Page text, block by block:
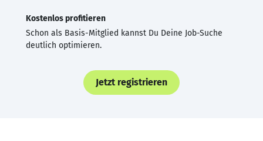
Kostenlos profitieren
Schon als Basis-Mitglied kannst Du Deine Job-Suche
deutlich optimieren.
Jetzt registrieren